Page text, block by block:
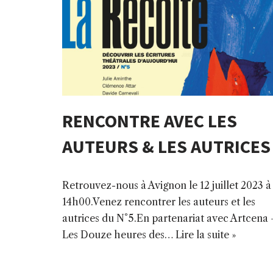
RENCONTRE AVEC LES
AUTEURS & LES AUTRICES
Retrouvez-nous à Avignon le 12 juillet 2023 à
14h00.Venez rencontrer les auteurs et les
autrices du N°5.En partenariat avec Artcena
Les Douze heures des… Lire la suite »